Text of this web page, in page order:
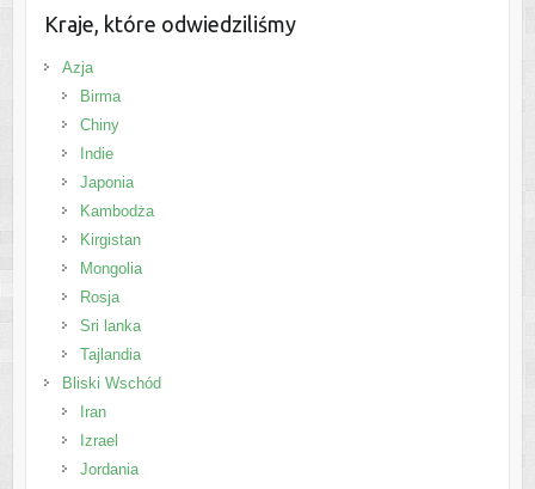
Kraje, które odwiedziliśmy
Azja
Birma
Chiny
Indie
Japonia
Kambodża
Kirgistan
Mongolia
Rosja
Sri lanka
Tajlandia
Bliski Wschód
Iran
Izrael
Jordania